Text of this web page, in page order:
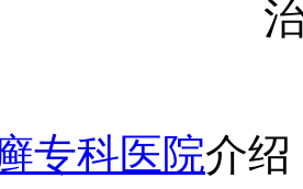
专科医院介绍